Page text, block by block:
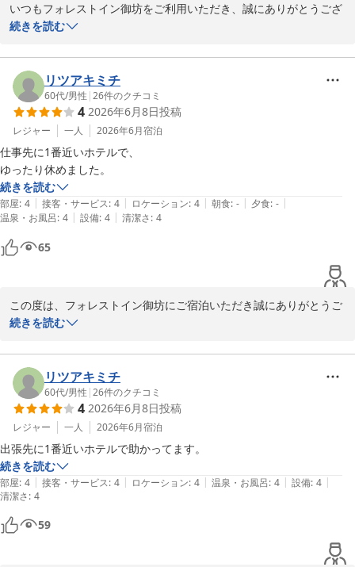
フォレストイン御坊
フロント　永野
2026-07-17
いつもフォレストイン御坊をご利用いただき、誠にありがとうござ
います。
心より感謝申し上げます。
また、以前ご利用いただいた際の和朝食をお気に召していただいて
いたとのこと、大変嬉しく拝読いたしました。
一方で、今回のご朝食につきましては、ご期待に沿うことができず
残念に思います。
当館では、毎週金曜日の朝食に和歌山らしいメニューとして「しら
す丼」をご提供しておりますが、通常の和朝食とは内容が異なるこ
とについて、事前のご案内が十分に伝わっておらず申し訳ございま
せんでした。
以前の和朝食を楽しみにしてくださっていたお客様にとっては、ご
希望に添えない内容となってしまったことと存じます。
いただきましたご意見は真摯に受け止め、今後の朝食メニューやご
これからも御坊へお越しの際にお選びいただけるホテルであり続け
てまいります。
この度は貴重なご意見をお寄せいただき、誠にありがとうございま
す。
またのお越しをスタッフ一同、心よりお待ちしております。
フォレストイン御
フォレスト イン 御坊
続きを読む
リツアキミチ
60代/男性 |26件のクチコミ
4 2026年6月8日投稿
レジャー 一人 2026年6月宿泊
仕事先に1番近いホテルで、
ゆったり休めました。
続きを読む
部屋: 4 | 接客・サービス: 4 | ロケーション: 4 | 朝食: - | 夕食: - |
温泉・お風呂: 4 | 設備: 4 | 清潔さ: 4
65
この度は、フォレストイン御坊にご宿泊いただき誠にありがとうご
ざいます。
とのお言葉を頂戴し大変嬉しく存じます。
お寄せいただいた温かいお声を励みに、これからもお仕事やご旅行
でお越しのお客様に快適にお過ごしいただけるよう、サービスの向
上に努めてまいります。
この度はご投稿いただき、誠にありがとうございました。
またお近くにお越しの際は、ぜひ当館をご利用くださいませ。
スタッフ一同、心よりお待ち申し上げております。
フォレストイン御坊　竹村
フォレスト イン 御坊
続きを読む
リツアキミチ
60代/男性 |26件のクチコミ
4 2026年6月8日投稿
レジャー 一人 2026年6月宿泊
出張先に1番近いホテルで助かってます。
続きを読む
部屋: 4 | 接客・サービス: 4 | ロケーション: 4 | 温泉・お風呂: 4 | 設備: 4 |
清潔さ: 4
59